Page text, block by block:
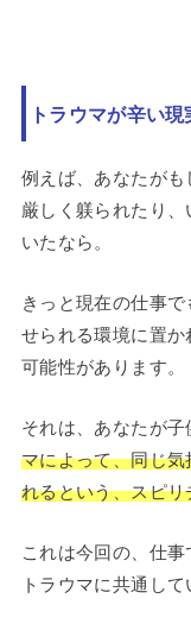
トラウマが辛い
例えば、あなたが
厳しく躾られたり
いたなら。
きっと現在の仕事
せられる環境に置
可能性があります。
それは、あなたが
マによって、同じ
れるという、スピ
これは今回の、仕
トラウマに共通して